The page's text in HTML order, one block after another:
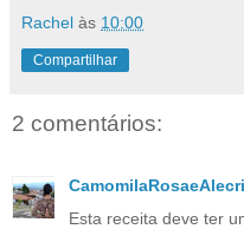
Rachel às 10:00
Compartilhar
2 comentários:
Esta receita deve ter